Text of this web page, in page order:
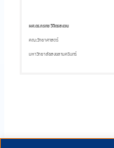
ผศ.ดร.กรกช วิจิตรสงวน
คณะวิทยาศาสตร์
มหาวิทยาลัยสงขลานครินทร์